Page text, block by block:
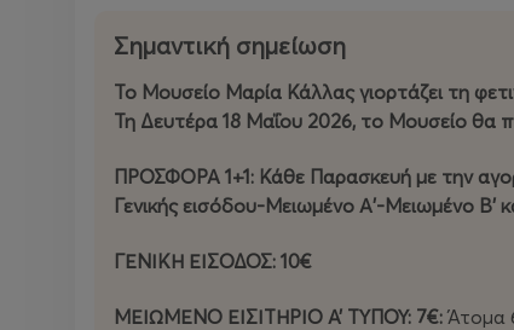
Σημαντική σημείωση
Το Μουσείο Μαρία Κάλλας γιορτάζει τη
Τη Δευτέρα 18 Μαΐου 2026, το Μουσείο θα
ΠΡΟΣΦΟΡΑ 1+1: Κάθε Παρασκευή με την
Γενικής εισόδου-Μειωμένο Α'-Μειωμένο Β'
ΓΕΝΙΚΗ ΕΙΣΟΔΟΣ: 10€
ΜΕΙΩΜΕΝΟ ΕΙΣΙΤΗΡΙΟ Α’ ΤΥΠΟΥ: 7€:Άτομα